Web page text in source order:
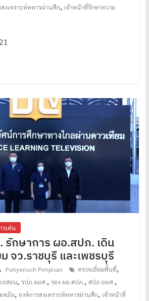
งเคราะห์ทหารผ่านศึก, เจ้าหน้าที่รักษาความ
วเด่น
รักษาการ ผอ.สปภ. เดิน
จว.ราชบุรี และเพชรบุรี
Punyanuch Pimpisan ตรวจเยี่ยมพื้นที่,
ะสอน, รปภ.อผศ., รอง ผอ.สปภ., สปภ.อผศ.,
ดภัย, องค์การสงเคราะห์ทหารผ่านศึก, เจ้าหน้าที่